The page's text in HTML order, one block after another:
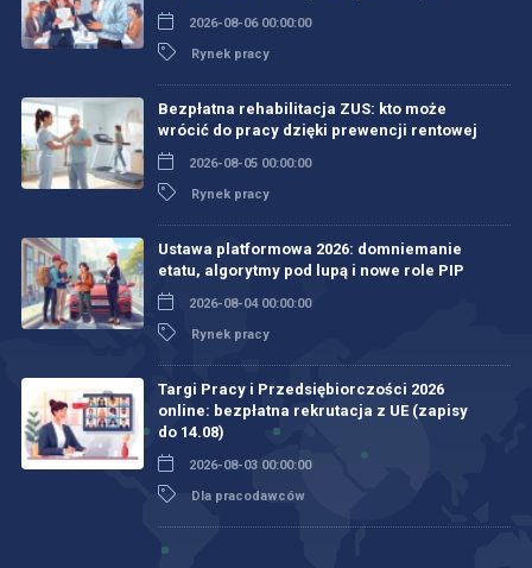
2026-08-06 00:00:00
Rynek pracy
Bezpłatna rehabilitacja ZUS: kto może
wrócić do pracy dzięki prewencji rentowej
2026-08-05 00:00:00
Rynek pracy
Ustawa platformowa 2026: domniemanie
etatu, algorytmy pod lupą i nowe role PIP
2026-08-04 00:00:00
Rynek pracy
Targi Pracy i Przedsiębiorczości 2026
online: bezpłatna rekrutacja z UE (zapisy
do 14.08)
2026-08-03 00:00:00
Dla pracodawców